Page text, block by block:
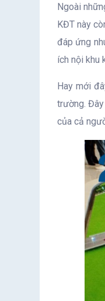
Ngoài
KĐT này
đáp ứng
ích nội khu
Hay mới
trường.
của cả